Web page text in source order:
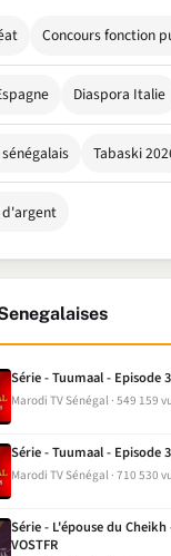
Concours fonction
Diaspora Italie
Tabaski
Série - Tuumaal - Episode
Marodi TV Sénégal 549 159
Série - Tuumaal - Episode
Marodi TV Sénégal 710 530
Série - L'épouse du Cheikh
VOSTFR